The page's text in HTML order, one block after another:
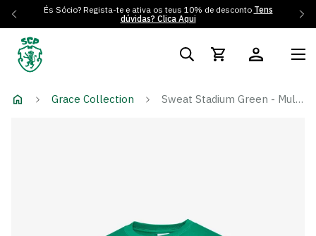
És Sócio? Regista-te e ativa os teus 10% de desconto Tens
dúvidas? Clica Aqui
Grace Collection Sweat Stadium Green - Mulher